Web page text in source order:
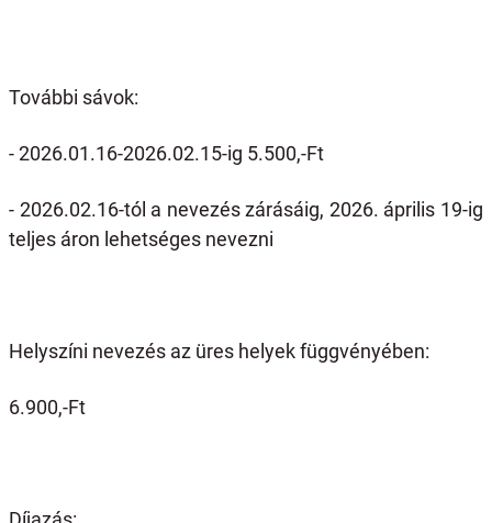
További sávok:
- 2026.01.16-2026.02.15-ig 5.500,-Ft
- 2026.02.16-tól a nevezés zárásáig, 2026. április 19-ig
teljes áron lehetséges nevezni
Helyszíni nevezés az üres helyek függvényében:
6.900,-Ft